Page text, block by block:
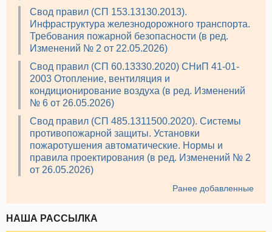
Свод правил (СП 153.13130.2013).
Инфраструктура железнодорожного транспорта.
Требования пожарной безопасности (в ред.
Изменений № 2 от 22.05.2026)
Свод правил (СП 60.13330.2020) СНиП 41-01-
2003 Отопление, вентиляция и
кондиционирование воздуха (в ред. Изменений
№ 6 от 26.05.2026)
Свод правил (СП 485.1311500.2020). Системы
противопожарной защиты. Установки
пожаротушения автоматические. Нормы и
правила проектирования (в ред. Изменений № 2
от 26.05.2026)
Ранее добавленные
НАША РАССЫЛКА